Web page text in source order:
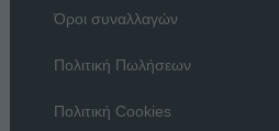
Όροι συναλλαγών
Πολιτική Πωλήσεων
Πολιτική Cookies